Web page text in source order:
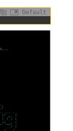
Default